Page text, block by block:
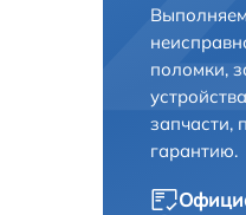
поломки,
запчасти,
гарантию.